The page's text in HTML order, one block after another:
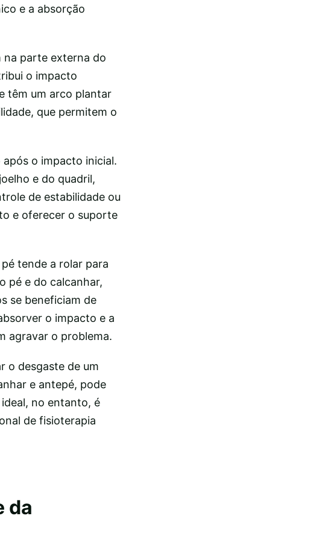
e a absorção
na parte externa do
o impacto
têm um arco plantar
que permitem o
o impacto inicial.
e do quadril,
de estabilidade ou
e oferecer o suporte
tende a rolar para
pé e do calcanhar,
se beneficiam de
o impacto e a
agravar o problema.
o desgaste de um
e antepé, pode
no entanto, é
de fisioterapia
da